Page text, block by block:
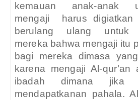
kemauan anak-anak
mengaji
harus
berulang ulang untuk
mereka bahwa mengaji itu
bagi mereka dimasa
karena mengaji Al-qur’an
ibadah dimana jika
mendapatkanan pahala.